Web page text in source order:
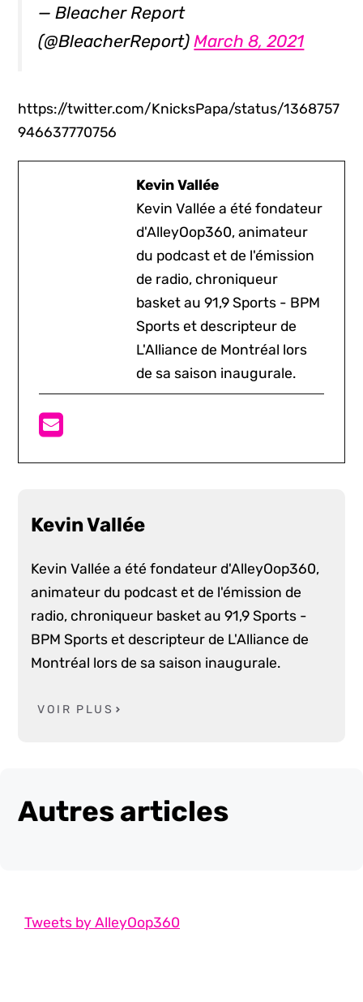
— Bleacher Report
(@BleacherReport)March 8, 2021
https://twitter.com/KnicksPapa/status/1368757
946637770756
Kevin Vallée
Kevin Vallée a été fondateur
d'AlleyOop360, animateur
du podcast et de l'émission
de radio, chroniqueur
basket au 91,9 Sports - BPM
Sports et descripteur de
L'Alliance de Montréal lors
de sa saison inaugurale.
Kevin Vallée
Kevin Vallée a été fondateur d'AlleyOop360,
animateur du podcast et de l'émission de
radio, chroniqueur basket au 91,9 Sports -
BPM Sports et descripteur de L'Alliance de
Montréal lors de sa saison inaugurale.
VOIR PLUS
Autres articles
Tweets by AlleyOop360